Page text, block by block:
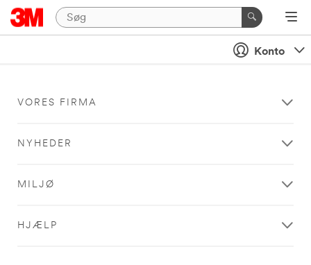
Konto
VORES FIRMA
NYHEDER
MILJØ
HJÆLP